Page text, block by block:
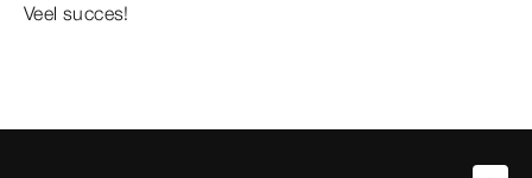
Veel succes!